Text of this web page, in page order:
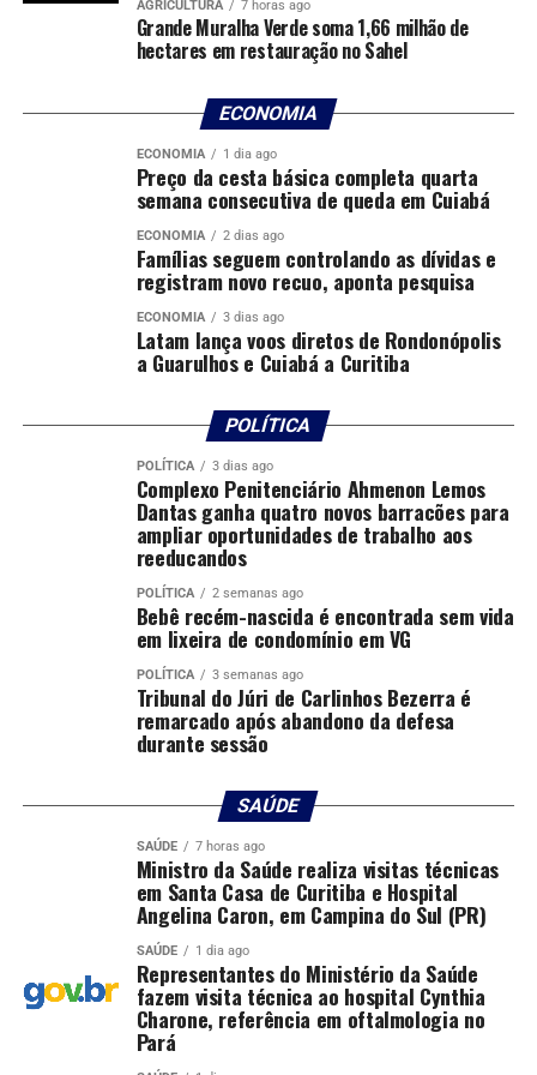
Em âmbito nacional, o Agora Tem Especialistas –
Caminhos da Saúde prevê a entrega de 3,3 mil veículos,
investimento de R$ 1,4 bilhão. Até agora, por meio do
Novo PAC Saúde, foram destinados mais de R$ 3,8
bilhões para o fortalecimento do SUS no estado de São
Paulo, com 3.364 propostas contempladas entre obras,
equipamentos e ampliação da infraestrutura de saúde
em todo o estado.
Gestantes e bebês protegidos contra a bronquiolite
Na véspera do Dia das Mães, este sábado também foi
Brasil alcançou a marca de 1 milhão de gestantes
vírus sincicial respiratório (VSR)
principal causador da bronquiolite em bebês. Em um
momento simbólico, o ministro da Saúde, Alexandre
Padilha, vacinou gestantes durante visita a Campinas. A
imunização, ofertada de forma inédita pelo Sistema
Único de Saúde (SUS), garante proteção aos recém-
nascidos desde os primeiros dias de vida, período de
maior vulnerabilidade às complicações respiratórias.
“Estamos vencendo essa batalha. Encerramos 2025 com
a maior cobertura vacinal dos últimos oito anos. E
seguimos avançando: nossa meta era vacinar 1 milhão
de gestantes contra o VSR até o Dia das Mães, e
alcançamos essa marca já nesta semana. Estamos
falando de uma vacina fundamental para proteger bebês
e gestantes, que na rede privada custa cerca de R$ 1,5
mil, mas que está sendo oferecida gratuitamente pelo
SUS para garantir cuidado, proteção e dignidade para
todas as famílias brasileiras”, disse o ministro.
Os avanços da vacinação já aparecem nos indicadores de
saúde infantil. Até 18 de abril de 2026, as internações de
AGRICULTURA 7 horas ago
Grande Muralha Verde soma 1,66 milhão de
hectares em restauração no Sahel
ECONOMIA
ECONOMIA 1 dia ago
Preço da cesta básica completa quarta
semana consecutiva de queda em Cuiabá
ECONOMIA 2 dias ago
Famílias seguem controlando as dívidas e
registram novo recuo, aponta pesquisa
ECONOMIA 3 dias ago
Latam lança voos diretos de Rondonópolis
a Guarulhos e Cuiabá a Curitiba
POLÍTICA
POLÍTICA 3 dias ago
Complexo Penitenciário Ahmenon Lemos
Dantas ganha quatro novos barracões para
ampliar oportunidades de trabalho aos
reeducandos
POLÍTICA 2 semanas ago
Bebê recém-nascida é encontrada sem vida
em lixeira de condomínio em VG
POLÍTICA 3 semanas ago
Tribunal do Júri de Carlinhos Bezerra é
remarcado após abandono da defesa
durante sessão
SAÚDE
SAÚDE 7 horas ago
Ministro da Saúde realiza visitas técnicas
em Santa Casa de Curitiba e Hospital
Angelina Caron, em Campina do Sul (PR)
SAÚDE 1 dia ago
Representantes do Ministério da Saúde
fazem visita técnica ao hospital Cynthia
Charone, referência em oftalmologia no
Pará